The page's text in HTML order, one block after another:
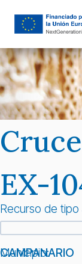
EX-
Recurso de tipo
Municipio:
CAMPANARIO